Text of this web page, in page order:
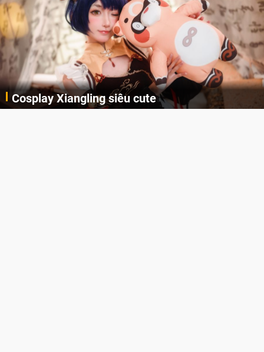
Cosplay Xiangling siêu cute